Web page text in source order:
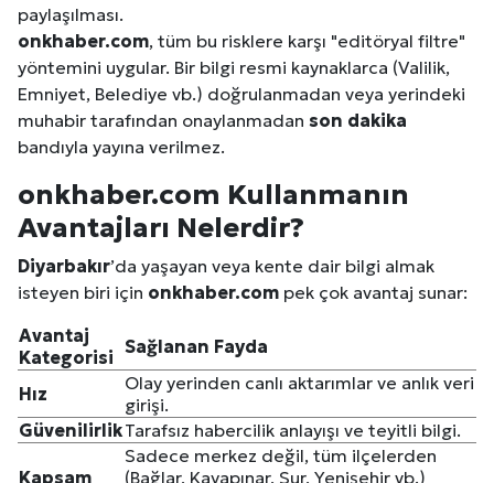
paylaşılması.
onkhaber.com, tüm bu risklere karşı "editöryal filtre"
yöntemini uygular. Bir bilgi resmi kaynaklarca (Valilik,
Emniyet, Belediye vb.) doğrulanmadan veya yerindeki
muhabir tarafından onaylanmadan son dakika
bandıyla yayına verilmez.
onkhaber.com Kullanmanın
Avantajları Nelerdir?
Diyarbakır’da yaşayan veya kente dair bilgi almak
isteyen biri için onkhaber.com pek çok avantaj sunar:
Avantaj
Kategorisi Sağlanan Fayda
Hız
Olay yerinden canlı aktarımlar ve anlık veri
girişi.
GüvenilirlikTarafsız habercilik anlayışı ve teyitli bilgi.
Kapsam
Sadece merkez değil, tüm ilçelerden
(Bağlar, Kayapınar, Sur, Yenişehir vb.)